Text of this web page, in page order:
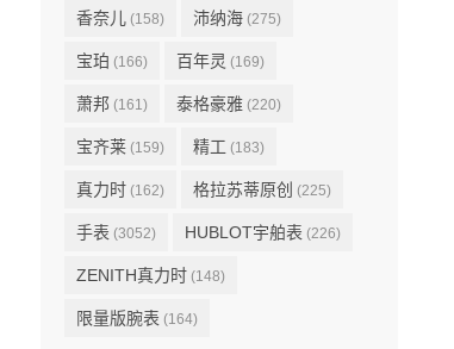
香奈儿 (158) 沛纳海 (275)
宝珀 (166) 百年灵 (169)
萧邦 (161) 泰格豪雅 (220)
宝齐莱 (159) 精工 (183)
真力时 (162) 格拉苏蒂原创 (225)
手表 (3052) HUBLOT宇舶表 (226)
ZENITH真力时 (148)
限量版腕表 (164)